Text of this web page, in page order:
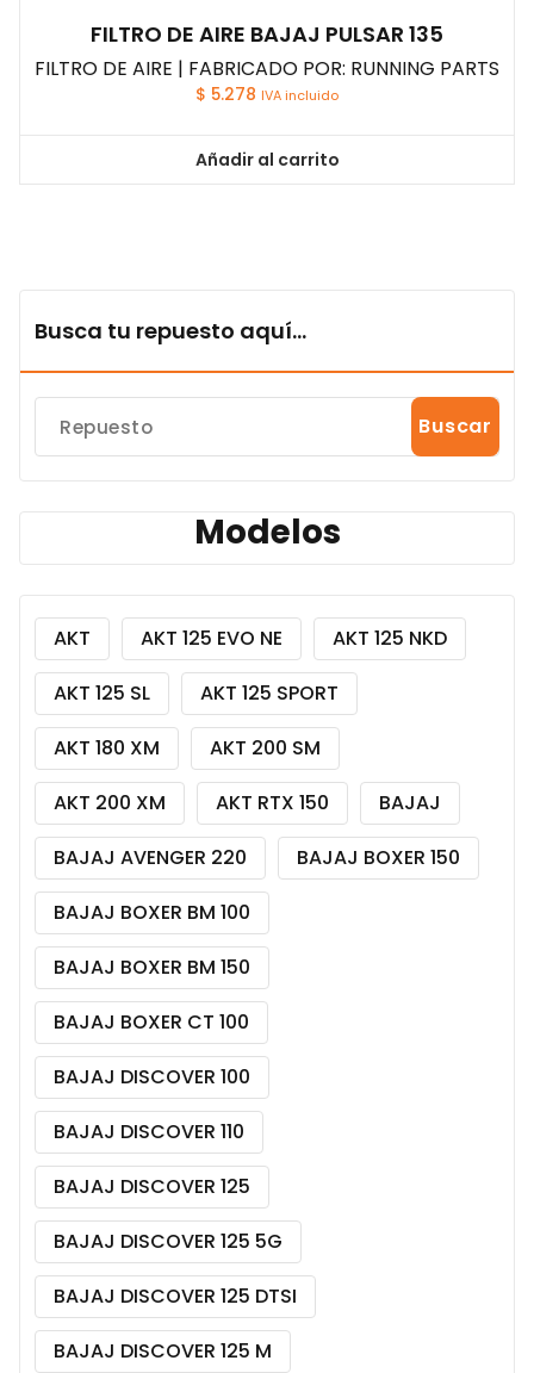
FILTRO DE AIRE BAJAJ PULSAR 135
FILTRO DE AIRE | FABRICADO POR: RUNNING PARTS
$ 5.278 IVA incluido
Añadir al carrito
Busca tu repuesto aquí...
Buscar
Modelos
AKT AKT 125 EVO NE
AKT 125 NKD
AKT 125 SL
AKT 125 SPORT
AKT 180 XM
AKT 200 SM
AKT 200 XM
AKT RTX 150
BAJAJ
BAJAJ AVENGER 220
BAJAJ BOXER 150
BAJAJ BOXER BM 100
BAJAJ BOXER BM 150
BAJAJ BOXER CT 100
BAJAJ DISCOVER 100
BAJAJ DISCOVER 110
BAJAJ DISCOVER 125
BAJAJ DISCOVER 125 5G
BAJAJ DISCOVER 125 DTSI
BAJAJ DISCOVER 125 M